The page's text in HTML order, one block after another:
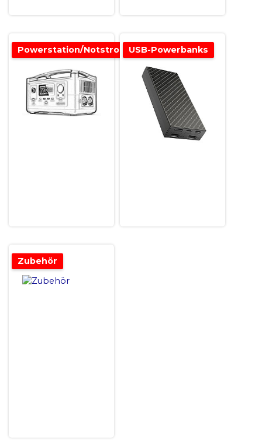
Powerstation/Notstromversorgung
USB-Powerbanks
Zubehör